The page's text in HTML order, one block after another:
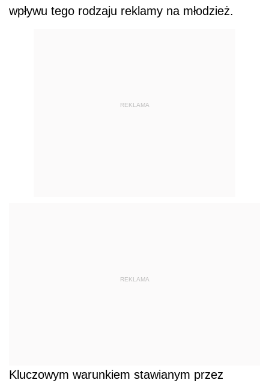
wpływu tego rodzaju reklamy na młodzież.
REKLAMA
REKLAMA
Kluczowym warunkiem stawianym przez